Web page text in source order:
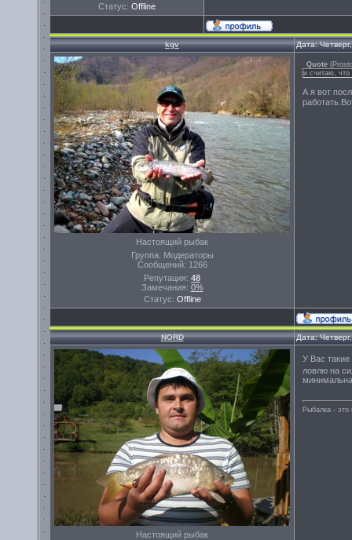
Статус: Offline
kgv Дата:
Настоящий рыбак
Группа: Модераторы
Сообщений: 1266
Репутация: 48
Замечания: 0%
Статус: Offline
Quote (
и считаю, что
А я вот
NORD Дата:
Настоящий рыбак
У Вас
ловлю на
Рыбалка -